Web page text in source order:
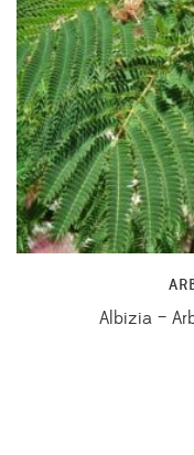
Albizia –